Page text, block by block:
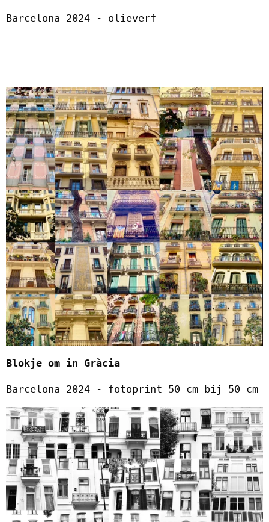
Barcelona 2024 - olieverf
Blokje om in Gràcia
Barcelona 2024 - fotoprint 50 cm bij 50 cm